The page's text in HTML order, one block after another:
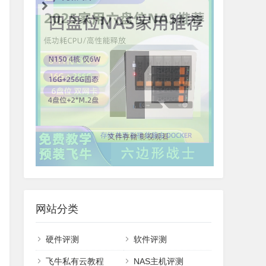
网站分类
硬件评测 软件评测
飞牛私有云教程 NAS主机评测